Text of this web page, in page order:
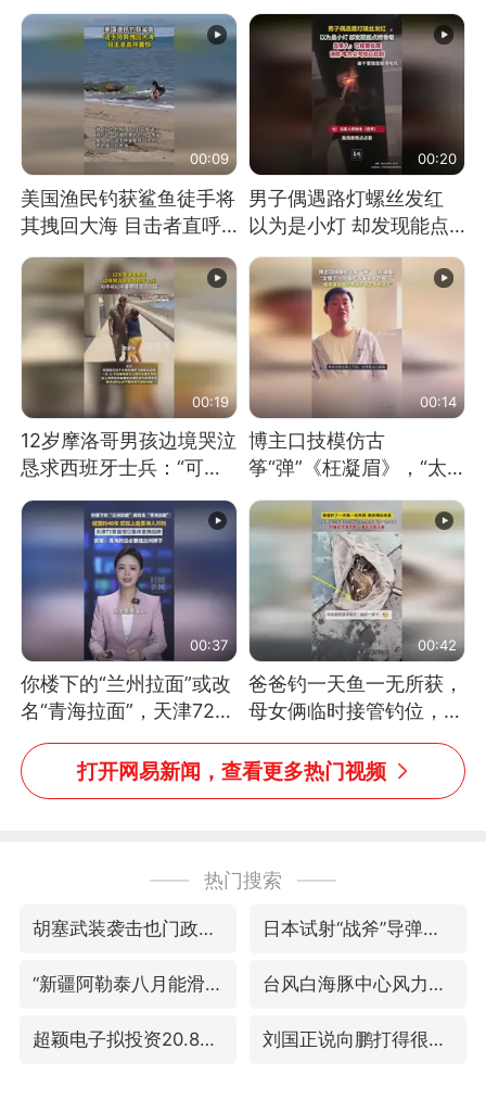
00:09
美国渔民钓获鲨鱼徒手将
其拽回大海 目击者直呼
震惊 （视频来源：参考
消息）
00:20
男子偶遇路灯螺丝发红
以为是小灯 却发现能点
燃香烟 当事人：已报警
处理
00:19
12岁摩洛哥男孩边境哭泣
恳求西班牙士兵：“可不
可以不要把我遣返回国”
00:14
博主口技模仿古
筝“弹”《枉凝眉》，“太
像了～你是吃古筝长大的
吗？”“或将成为首位考级
不带古筝的选手。”（来
源：新华每日电讯）
00:37
你楼下的“兰州拉面”或改
名“青海拉面”，天津72家
面馆已集体更换招牌
00:42
爸爸钓一天鱼一无所获，
母女俩临时接管钓位，用
玩具鱼竿钓上大鱼
打开网易新闻，查看更多热门视频
热门搜索
胡塞武装袭击也门政府军军营 日本试射“战斧”导弹，国防部回应
“新疆阿勒泰八月能滑雪”不实 台风白海豚中心风力增强
超颖电子拟投资20.86亿建设新项目 刘国正说向鹏打得很窝囊